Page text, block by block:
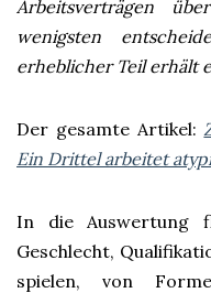
Arbeitsverträgen
wenigsten
erheblicher Teil erhält
Der gesamte Artikel:
Ein Drittel arbeitet
In die Auswertung
Geschlecht,
spielen, von